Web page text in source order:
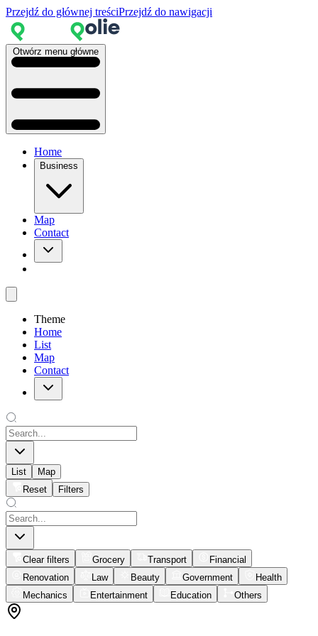
Przejdź do głównej treściPrzejdź do nawigacji
Otwórz menu główne
Home
Business
Map
Contact
Theme
Home
List
Map
Contact
List
Map
Reset
Filters
Clear filters Grocery Transport
Financial
Renovation
Law Beauty Government
Health
Mechanics
Entertainment Education Others